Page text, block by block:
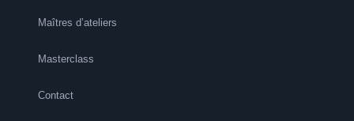
Maîtres d’ateliers
Masterclass
Contact